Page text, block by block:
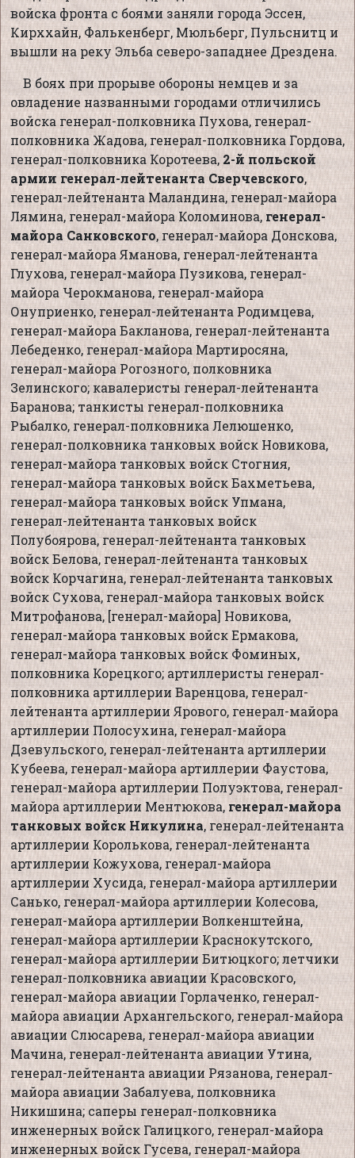
войска фронта с боями заняли города Эссен,
Кирххайн, Фалькенберг, Мюльберг, Пульснитц и
вышли на реку Эльба северо-западнее Дрездена.
В боях при прорыве обороны немцев и за
овладение названными городами отличились
войска генерал-полковника Пухова, генерал-
полковника Жадова, генерал-полковника Гордова,
генерал-полковника Коротеева, 2-й польской
армии генерал-лейтенанта Сверчевского,
генерал-лейтенанта Маландина, генерал-майора
Лямина, генерал-майора Коломинова,генерал-
майора Санковского, генерал-майора Донскова,
генерал-майора Яманова, генерал-лейтенанта
Глухова, генерал-майора Пузикова, генерал-
майора Черокманова, генерал-майора
Онуприенко, генерал-лейтенанта Родимцева,
генерал-майора Бакланова, генерал-лейтенанта
Лебеденко, генерал-майора Мартиросяна,
генерал-майора Рогозного, полковника
Зелинского; кавалеристы генерал-лейтенанта
Баранова; танкисты генерал-полковника
Рыбалко, генерал-полковника Лелюшенко,
генерал-полковника танковых войск Новикова,
генерал-майора танковых войск Стогния,
генерал-майора танковых войск Бахметьева,
генерал-майора танковых войск Упмана,
генерал-лейтенанта танковых войск
Полубоярова, генерал-лейтенанта танковых
войск Белова, генерал-лейтенанта танковых
войск Корчагина, генерал-лейтенанта танковых
войск Сухова, генерал-майора танковых войск
Митрофанова, [генерал-майора] Новикова,
генерал-майора танковых войск Ермакова,
генерал-майора танковых войск Фоминых,
полковника Корецкого; артиллеристы генерал-
полковника артиллерии Варенцова, генерал-
лейтенанта артиллерии Ярового, генерал-майора
артиллерии Полосухина, генерал-майора
Дзевульского, генерал-лейтенанта артиллерии
Кубеева, генерал-майора артиллерии Фаустова,
генерал-майора артиллерии Полуэктова, генерал-
майора артиллерии Ментюкова,генерал-майора
танковых войск Никулина, генерал-лейтенанта
артиллерии Королькова, генерал-лейтенанта
артиллерии Кожухова, генерал-майора
артиллерии Хусида, генерал-майора артиллерии
Санько, генерал-майора артиллерии Колесова,
генерал-майора артиллерии Волкенштейна,
генерал-майора артиллерии Краснокутского,
генерал-майора артиллерии Битюцкого; летчики
генерал-полковника авиации Красовского,
генерал-майора авиации Горлаченко, генерал-
майора авиации Архангельского, генерал-майора
авиации Слюсарева, генерал-майора авиации
Мачина, генерал-лейтенанта авиации Утина,
генерал-лейтенанта авиации Рязанова, генерал-
майора авиации Забалуева, полковника
Никишина; саперы генерал-полковника
инженерных войск Галицкого, генерал-майора
инженерных войск Гусева, генерал-майора